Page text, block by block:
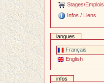
Stages/Emplois
Infos / Liens
langues
Français
English
infos